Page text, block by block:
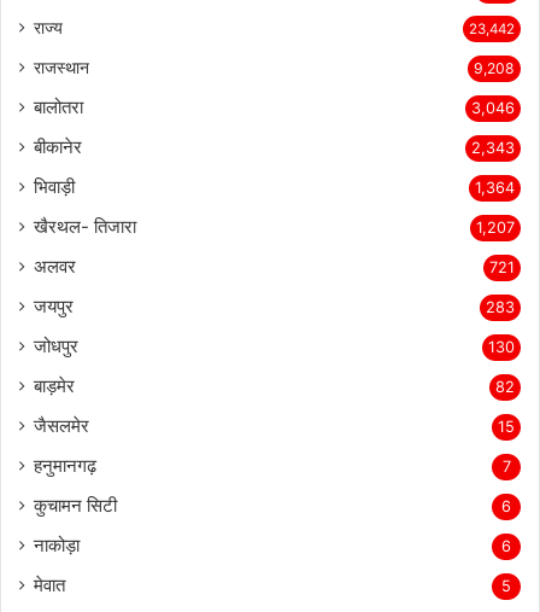
राज्य 23,442
राजस्थान 9,208
बालोतरा 3,046
बीकानेर 2,343
भिवाड़ी 1,364
खैरथल- तिजारा 1,207
अलवर 721
जयपुर 283
जोधपुर 130
बाड़मेर 82
जैसलमेर 15
हनुमानगढ़ 7
कुचामन सिटी 6
नाकोड़ा 6
मेवात 5